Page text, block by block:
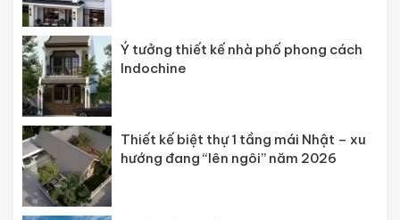
Ý tưởng thiết kế nhà phố phong cách
Indochine
Thiết kế biệt thự 1 tầng mái Nhật – xu
hướng đang “lên ngôi” năm 2026